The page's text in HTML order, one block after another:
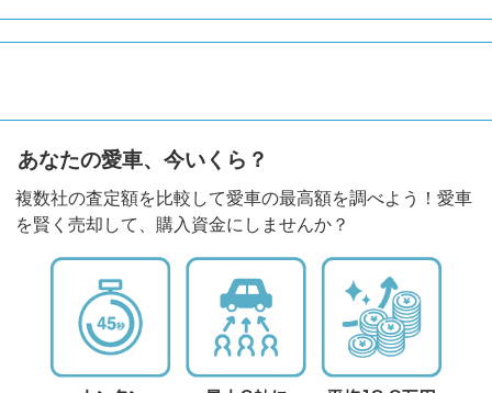
あなたの愛車、今いくら？
複数社の査定額を比較して愛車の最高額を調べよう！愛車
を賢く売却して、購入資金にしませんか？